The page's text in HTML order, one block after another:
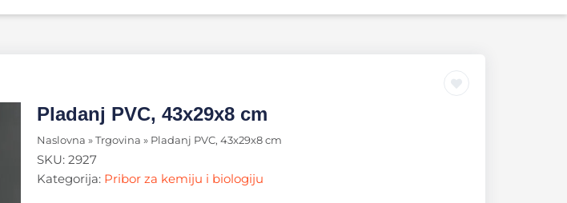
Pladanj PVC, 43x29x8 cm
Naslovna » Trgovina » Pladanj PVC, 43x29x8 cm
SKU: 2927
Kategorija: Pribor za kemiju i biologiju